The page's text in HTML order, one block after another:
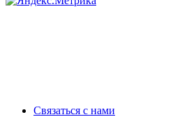
Связаться с нами